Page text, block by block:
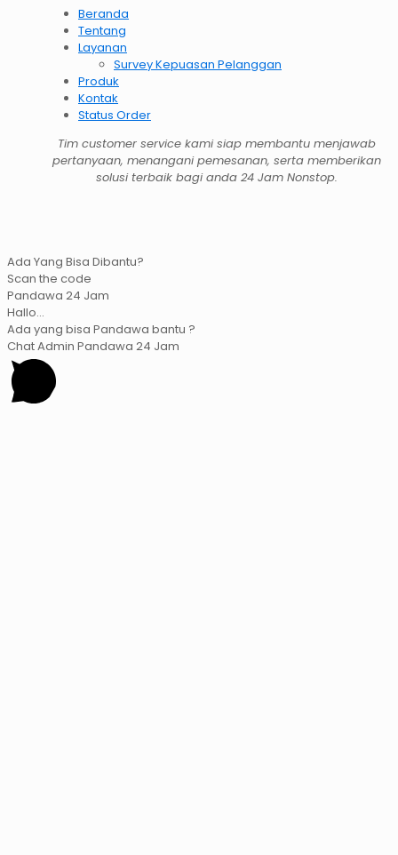
Beranda
Tentang
Layanan
Survey Kepuasan Pelanggan
Produk
Kontak
Status Order
Tim customer service kami siap membantu menjawab
pertanyaan, menangani pemesanan, serta memberikan
solusi terbaik bagi anda 24 Jam Nonstop.
Ada Yang Bisa Dibantu?
Scan the code
Pandawa 24 Jam
Hallo...
Ada yang bisa Pandawa bantu ?
Chat Admin Pandawa 24 Jam